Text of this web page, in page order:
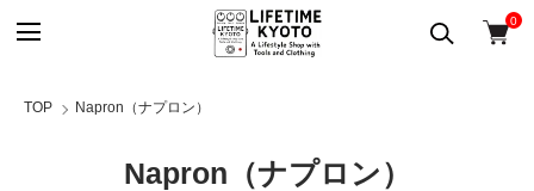
0
TOP Napron（ナプロン）
Napron（ナプロン）